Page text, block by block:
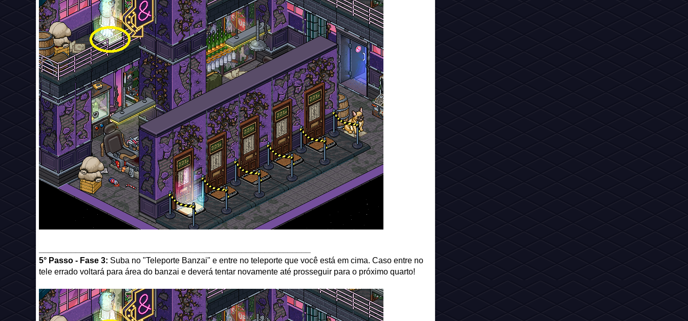
5° Passo - Fase 3: Suba no "Teleporte Banzai" e entre no teleporte que você está em cima. Caso entre no
tele errado voltará para área do banzai e deverá tentar novamente até prosseguir para o próximo quarto!